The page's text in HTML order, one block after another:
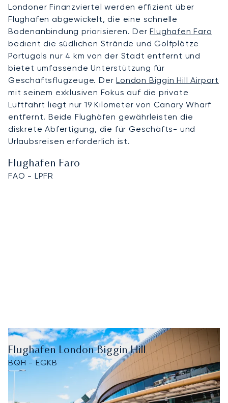
Londoner Finanzviertel werden effizient über
Flughäfen abgewickelt, die eine schnelle
Bodenanbindung priorisieren. DerFlughafen Faro
bedient die südlichen Strände und Golfplätze
Portugals nur 4 km von der Stadt entfernt und
bietet umfassende Unterstützung für
Geschäftsflugzeuge. DerLondon Biggin Hill Airport
mit seinem exklusiven Fokus auf die private
Luftfahrt liegt nur 19 Kilometer von Canary Wharf
entfernt. Beide Flughäfen gewährleisten die
diskrete Abfertigung, die für Geschäfts- und
Urlaubsreisen erforderlich ist.
Flughafen Faro
FAO - LPFR
Flughafen London Biggin Hill
BQH - EGKB